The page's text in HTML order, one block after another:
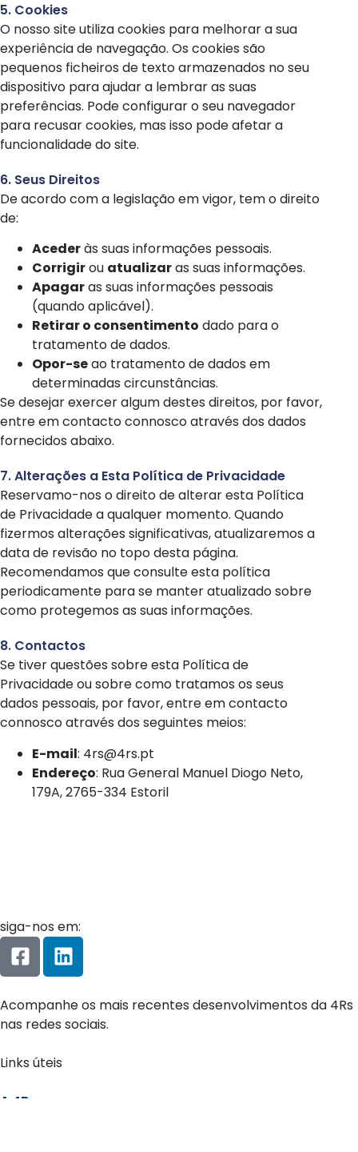
5. Cookies
O nosso site utiliza cookies para melhorar a sua
experiência de navegação. Os cookies são
pequenos ficheiros de texto armazenados no seu
dispositivo para ajudar a lembrar as suas
preferências. Pode configurar o seu navegador
para recusar cookies, mas isso pode afetar a
funcionalidade do site.
6. Seus Direitos
De acordo com a legislação em vigor, tem o direito
de:
Acederàs suas informações pessoais.
Corrigirou atualizaras suas informações.
Apagaras suas informações pessoais
(quando aplicável).
Retirar o consentimento dado para o
tratamento de dados.
Opor-seao tratamento de dados em
determinadas circunstâncias.
Se desejar exercer algum destes direitos, por favor,
entre em contacto connosco através dos dados
fornecidos abaixo.
7. Alterações a Esta Política de Privacidade
Reservamo-nos o direito de alterar esta Política
de Privacidade a qualquer momento. Quando
fizermos alterações significativas, atualizaremos a
data de revisão no topo desta página.
Recomendamos que consulte esta política
periodicamente para se manter atualizado sobre
como protegemos as suas informações.
8. Contactos
Se tiver questões sobre esta Política de
Privacidade ou sobre como tratamos os seus
dados pessoais, por favor, entre em contacto
connosco através dos seguintes meios:
E-mail: 4rs@4rs.pt
Endereço: Rua General Manuel Diogo Neto,
179A, 2765-334 Estoril
siga-nos em:
Acompanhe os mais recentes desenvolvimentos da 4Rs
nas redes sociais.
Links úteis
A 4Rs